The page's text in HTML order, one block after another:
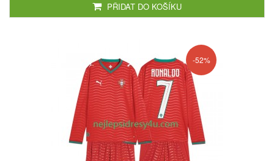
PŘIDAT DO KOŠÍKU
-52%